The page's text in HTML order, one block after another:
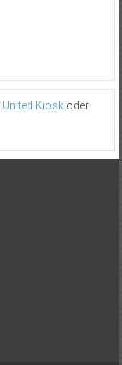
United Kioskoder